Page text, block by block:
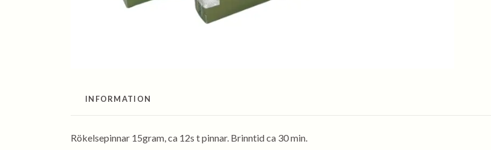
INFORMATION
Rökelsepinnar 15gram, ca 12s t pinnar. Brinntid ca 30 min.